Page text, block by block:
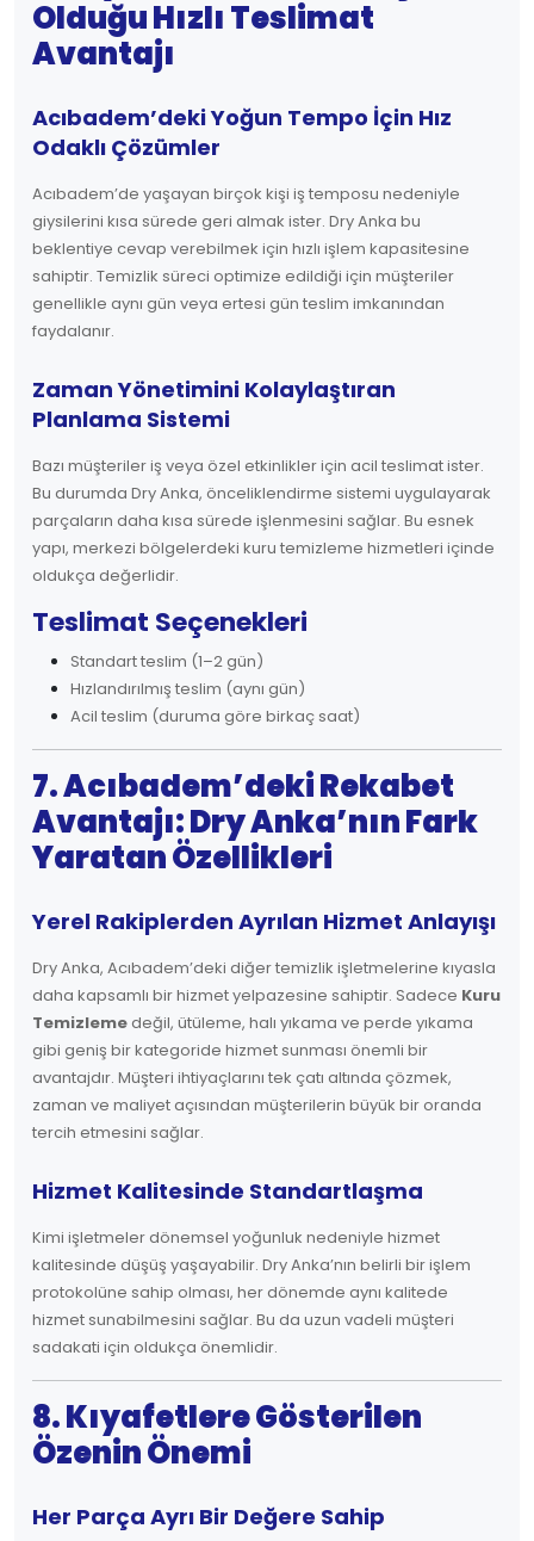
Olduğu Hızlı Teslimat
Avantajı
Acıbadem’deki Yoğun Tempo İçin Hız
Odaklı Çözümler
Acıbadem’de yaşayan birçok kişi iş temposu nedeniyle
giysilerini kısa sürede geri almak ister. Dry Anka bu
beklentiye cevap verebilmek için hızlı işlem kapasitesine
sahiptir. Temizlik süreci optimize edildiği için müşteriler
genellikle aynı gün veya ertesi gün teslim imkanından
faydalanır.
Zaman Yönetimini Kolaylaştıran
Planlama Sistemi
Bazı müşteriler iş veya özel etkinlikler için acil teslimat ister.
Bu durumda Dry Anka, önceliklendirme sistemi uygulayarak
parçaların daha kısa sürede işlenmesini sağlar. Bu esnek
yapı, merkezi bölgelerdeki kuru temizleme hizmetleri içinde
oldukça değerlidir.
Teslimat Seçenekleri
Standart teslim (1–2 gün)
Hızlandırılmış teslim (aynı gün)
Acil teslim (duruma göre birkaç saat)
7. Acıbadem’deki Rekabet
Avantajı: Dry Anka’nın Fark
Yaratan Özellikleri
Yerel Rakiplerden Ayrılan Hizmet Anlayışı
Dry Anka, Acıbadem’deki diğer temizlik işletmelerine kıyasla
daha kapsamlı bir hizmet yelpazesine sahiptir. Sadece Kuru
Temizlemedeğil, ütüleme, halı yıkama ve perde yıkama
gibi geniş bir kategoride hizmet sunması önemli bir
avantajdır. Müşteri ihtiyaçlarını tek çatı altında çözmek,
zaman ve maliyet açısından müşterilerin büyük bir oranda
tercih etmesini sağlar.
Hizmet Kalitesinde Standartlaşma
Kimi işletmeler dönemsel yoğunluk nedeniyle hizmet
kalitesinde düşüş yaşayabilir. Dry Anka’nın belirli bir işlem
protokolüne sahip olması, her dönemde aynı kalitede
hizmet sunabilmesini sağlar. Bu da uzun vadeli müşteri
sadakati için oldukça önemlidir.
8. Kıyafetlere Gösterilen
Özenin Önemi
Her Parça Ayrı Bir Değere Sahip